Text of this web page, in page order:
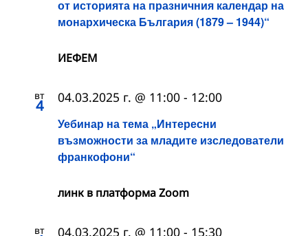
от историята на празничния календар на
монархическа България (1879 – 1944)“
ИЕФЕМ
вт
4
Уебинар на тема „Интересни
възможности за младите изследователи
франкофони“
04.03.2025 г. @ 11:00 - 12:00
линк в платформа Zoom
вт 04.03.2025 г. @ 11:00 - 15:30